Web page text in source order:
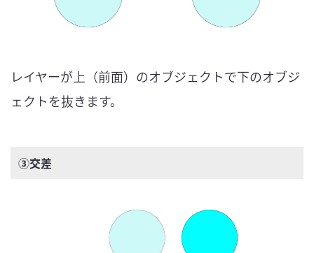
レイヤーが上（前面）のオブジェクトで下のオブジ
ェクトを抜きます。
③交差